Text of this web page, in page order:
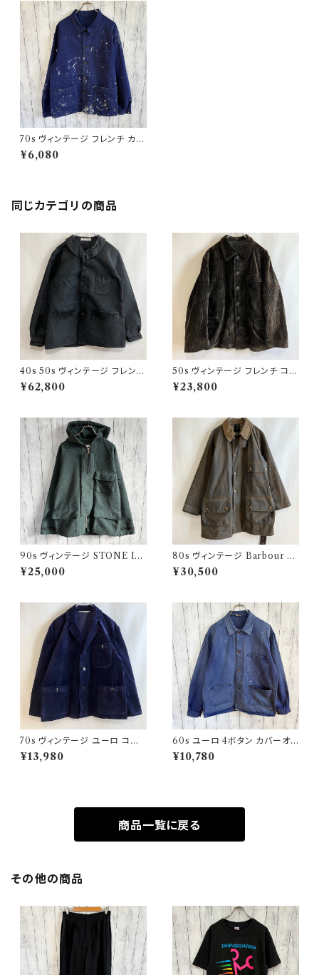
70s ヴィンテージ フレンチ カバ
ーオール ワークジャケット ペン
キ ユーロワーク
¥6,080
同じカテゴリの商品
40s 50s ヴィンテージ フレンチ
Vポケ ブラックモールスキンジャ
ケット カバーオール
¥62,800
50s ヴィンテージ フレンチ コー
デュロイジャケット ビンテージ
ファーマーズジャケット
¥23,800
90s ヴィンテージ STONE ISL
AND ウールジャケット ストーン
アイランド グリーンエッジ
¥25,000
80s ヴィンテージ Barbour 2
ワラント ソルウェイジッパー Sol
way Zipper オイルドジャケット
¥30,500
70s ヴィンテージ ユーロ コー
デュロイ セットアップ ビンテー
ジ
¥13,980
60s ユーロ 4ボタン カバーオ
ール ワークジャケット 月桂樹ボ
タン ヴィンテージ
¥10,780
商品一覧に戻る
その他の商品